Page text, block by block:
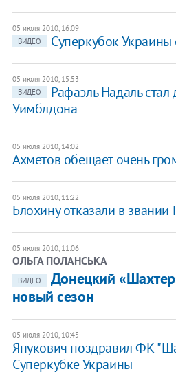
05 июля 2010, 16:09
ВИДЕО
Суперкубок Украины
05 июля 2010, 15:53
ВИДЕО
Рафаэль Надаль
Уимблдона
05 июля 2010, 14:02
Ахметов обещает очень
05 июля 2010, 11:22
Блохину отказали в звании
05 июля 2010, 11:06
ОЛЬГА ПОЛАНСЬКА
ВИДЕО
Донецкий
новый сезон
05 июля 2010, 10:45
Янукович поздравил ФК
Суперкубке Украины